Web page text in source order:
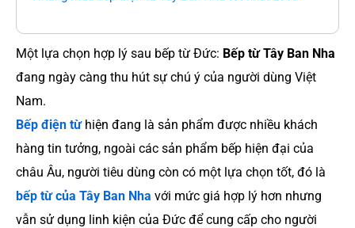
Một lựa chọn hợp lý sau bếp từ Đức: Bếp từ Tây Ban Nha
đang ngày càng thu hút sự chú ý của người dùng Việt
Nam.
Bếp điện từ hiện đang là sản phẩm được nhiều khách
hàng tin tưởng, ngoài các sản phẩm bếp hiện đại của
châu Âu, người tiêu dùng còn có một lựa chọn tốt, đó là
bếp từ của Tây Ban Nha với mức giá hợp lý hơn nhưng
vẫn sử dụng linh kiện của Đức để cung cấp cho người